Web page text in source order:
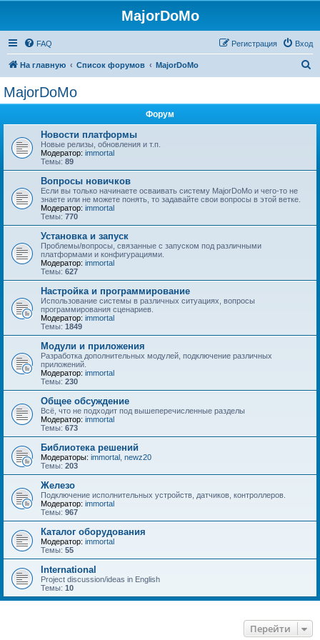
MajorDoMo
FAQ Вход
Регистрация
На главную Список форумов MajorDoMo
MajorDoMo
Форум
Новости платформы
Новые релизы, обновления и т.п.
Модератор: immortal
Темы: 89
Вопросы новичков
Если вы только начинаете осваивать систему MajorDoMo и чего-то не
знаете или не можете понять, то задавайте свои вопросы в этой ветке.
Модератор: immortal
Темы: 770
Установка и запуск
Проблемы/вопросы, связанные с запуском под различными
платформами и конфигурациями.
Модератор: immortal
Темы: 627
Настройка и программирование
Использование системы в различных ситуациях, вопросы
программирования сценариев.
Модератор: immortal
Темы: 1849
Модули и приложения
Разработка дополнительных модулей, подключение различных
приложений.
Модератор: immortal
Темы: 230
Общее обсуждение
Всё, что не подходит под вышеперечисленные разделы
Модератор: immortal
Темы: 673
Библиотека решений
Модераторы: immortal newz20
Темы: 203
Железо
Подключение исполнительных устройств, датчиков, контроллеров.
Модератор: immortal
Темы: 967
Каталог оборудования
Модератор: immortal
Темы: 55
International
Project discussion/ideas in English
Темы: 10
Перейти